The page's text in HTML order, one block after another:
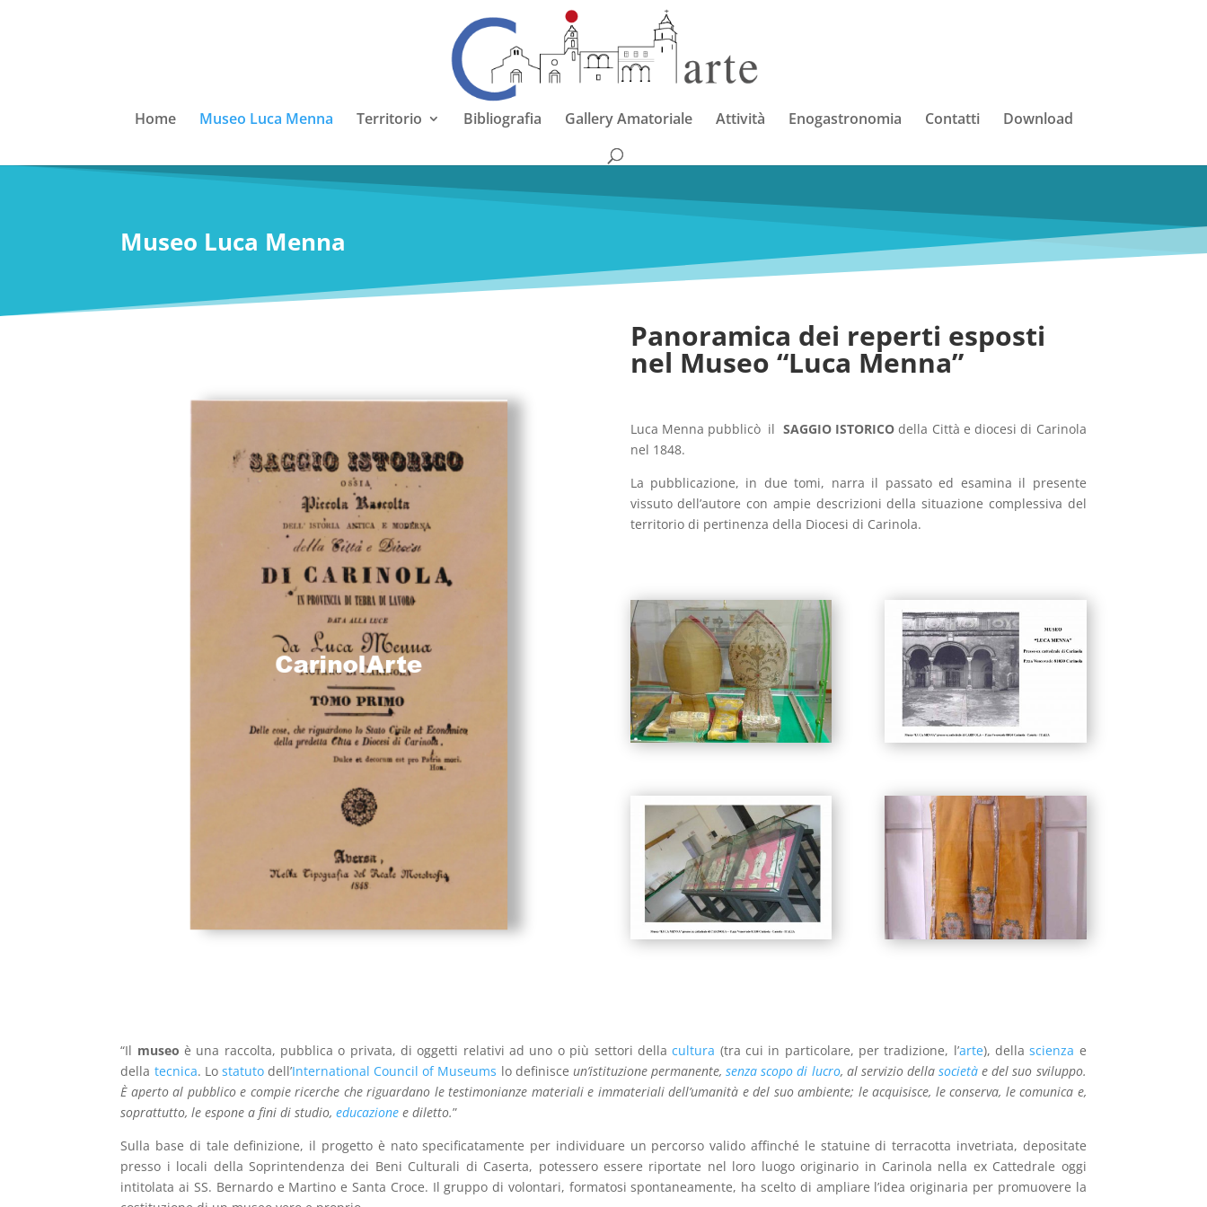
Home Museo Luca Menna Territorio Bibliografia Gallery Amatoriale Attività Enogastronomia Contatti Download
Museo Luca Menna
Panoramica dei reperti esposti
nel Museo “Luca Menna”
Luca Menna pubblicò il SAGGIO ISTORICO della Città e diocesi di Carinola
nel 1848.
La pubblicazione, in due tomi, narra il passato ed esamina il presente
vissuto dell’autore con ampie descrizioni della situazione complessiva del
territorio di pertinenza della Diocesi di Carinola.
“Il museo è una raccolta, pubblica o privata, di oggetti relativi ad uno o più settori dellacultura (tra cui in particolare, per tradizione, l’arte), dellascienza e
della tecnica. Lo statutodell’International Council of Museums lo definisce un’istituzione permanente,senza scopo di lucro, al servizio dellasocietà e del suo sviluppo.
È aperto al pubblico e compie ricerche che riguardano le testimonianze materiali e immateriali dell’umanità e del suo ambiente; le acquisisce, le conserva, le comunica e,
soprattutto, le espone a fini di studio,educazione e diletto.”
Sulla base di tale definizione, il progetto è nato specificatamente per individuare un percorso valido affinché le statuine di terracotta invetriata, depositate
presso i locali della Soprintendenza dei Beni Culturali di Caserta, potessero essere riportate nel loro luogo originario in Carinola nella ex Cattedrale oggi
intitolata ai SS. Bernardo e Martino e Santa Croce. Il gruppo di volontari, formatosi spontaneamente, ha scelto di ampliare l’idea originaria per promuovere la